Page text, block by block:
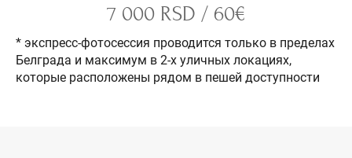
7 000 RSD / 60€
* экспресс-фотосессия проводится только в пределах
Белграда и максимум в 2-х уличных локациях,
которые расположены рядом в пешей доступности